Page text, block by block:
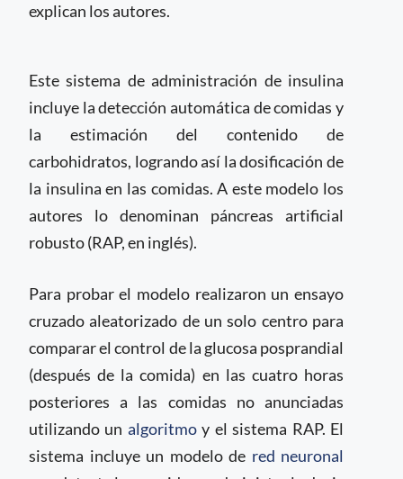
explican los autores.
Este sistema de administración de insulina
incluye la detección automática de comidas y
la estimación del contenido de
carbohidratos, logrando así la dosificación de
la insulina en las comidas. A este modelo los
autores lo denominan páncreas artificial
robusto (RAP, en inglés).
Para probar el modelo realizaron un ensayo
cruzado aleatorizado de un solo centro para
comparar el control de la glucosa posprandial
(después de la comida) en las cuatro horas
posteriores a las comidas no anunciadas
utilizando un algoritmoy el sistema RAP. El
sistema incluye un modelo de red neuronal